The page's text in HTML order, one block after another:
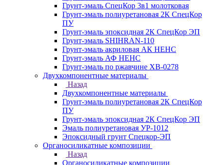
Грунт-эмаль СпецКор 3в1 молотковая
Грунт-эмаль полиуретановая 2К СпецКор
ПУ
Грунт-эмаль эпоксидная 2К СпецКор ЭП
Грунт-эмаль SHIHRAN-110
Грунт-эмаль акриловая АК НЕНС
Грунт-эмаль АФ НЕНС
Грунт-эмаль по ржавчине ХВ-0278
Двухкомпонентные материалы
Назад
Двухкомпонентные материалы
Грунт-эмаль полиуретановая 2К СпецКор
ПУ
Грунт-эмаль эпоксидная 2К СпецКор ЭП
Эмаль полиуретановая УР-1012
Эпоксидный грунт Спецкор-ЭП
Органосиликатные композиции
Назад
Органосиликатные композиции